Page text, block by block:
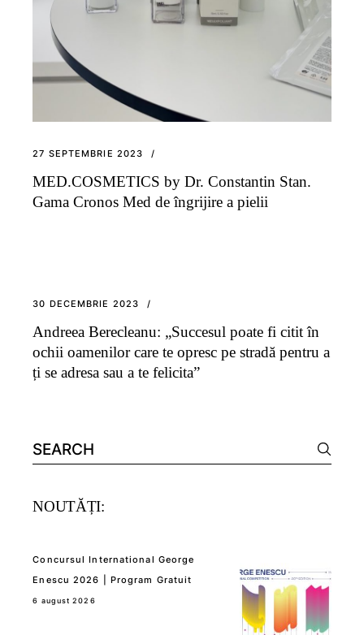
27 SEPTEMBRIE 2023
MED.COSMETICS by Dr. Constantin Stan.
Gama Cronos Med de îngrijire a pielii
30 DECEMBRIE 2023
Andreea Berecleanu: „Succesul poate fi citit în
ochii oamenilor care te opresc pe stradă pentru a
ți se adresa sau a te felicita”
Search
for:
NOUTĂȚI:
Concursul International George
Enescu 2026 | Program Gratuit
6 august 2026